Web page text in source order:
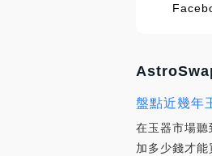
盤點近幾年
在玉器市場
加多少錢才能